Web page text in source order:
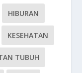
HIBURAN
KESEHATAN
TUBUH